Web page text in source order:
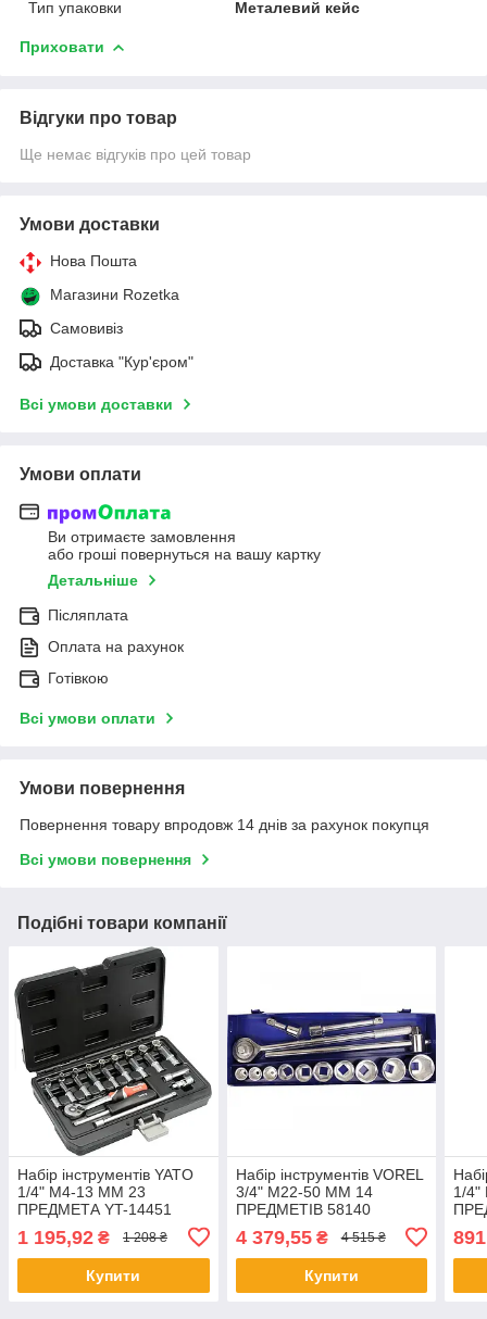
Тип упаковки Металевий кейс
Приховати
Відгуки про товар
Ще немає відгуків про цей товар
Умови доставки
Нова Пошта
Магазини Rozetka
Самовивіз
Доставка "Кур'єром"
Всі умови доставки
Умови оплати
Ви отримаєте замовлення
або гроші повернуться на вашу картку
Детальніше
Післяплата
Оплата на рахунок
Готівкою
Всі умови оплати
Умови повернення
Повернення товару впродовж 14 днів за рахунок покупця
Всі умови повернення
Подібні товари компанії
Набір інструментів YATO
1/4" М4-13 ММ 23
ПРЕДМЕТА YT-14451
1 195,92 ₴ 1 208 ₴
Купити
Набір інструментів VOREL
3/4" М22-50 ММ 14
ПРЕДМЕТІВ 58140
4 379,55₴ 4 515 ₴
Купити
1/
891